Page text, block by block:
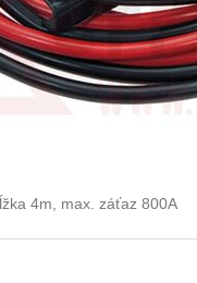
4m, max. záťaz 800A